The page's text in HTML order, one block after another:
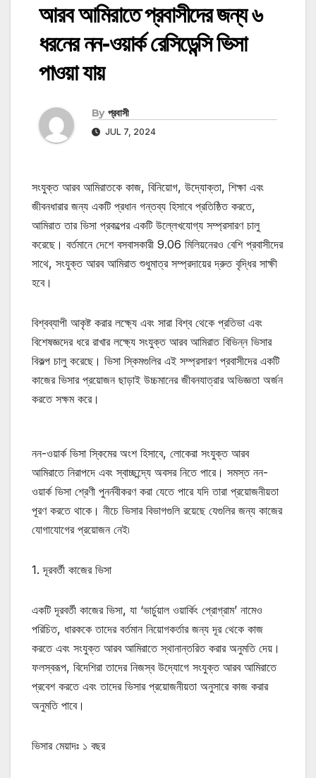
আরব আমিরাতে প্রবাসীদের জন্য ৬
ধরনের নন-ওয়ার্ক রেসিডেন্সি ভিসা
পাওয়া যায়
By প্রবাসী
JUL 7, 2024
সংযুক্ত আরব আমিরাতকে কাজ, বিনিয়োগ, উদ্যোক্তা, শিক্ষা এবং
জীবনধারার জন্য একটি প্রধান গন্তব্য হিসাবে প্রতিষ্ঠিত করতে,
আমিরাত তার ভিসা প্রকল্পের একটি উল্লেখযোগ্য সম্প্রসারণ চালু
করেছে। বর্তমানে দেশে বসবাসকারী 9.06 মিলিয়নেরও বেশি প্রবাসীদের
সাথে, সংযুক্ত আরব আমিরাত শুধুমাত্র সম্প্রদায়ের দ্রুত বৃদ্ধির সাক্ষী
হবে।
বিশ্বব্যাপী আকৃষ্ট করার লক্ষ্যে এবং সারা বিশ্ব থেকে প্রতিভা এবং
বিশেষজ্ঞদের ধরে রাখার লক্ষ্যে সংযুক্ত আরব আমিরাত বিভিন্ন ভিসার
বিকল্প চালু করেছে। ভিসা স্কিমগুলির এই সম্প্রসারণ প্রবাসীদের একটি
কাজের ভিসার প্রয়োজন ছাড়াই উচ্চমানের জীবনযাত্রার অভিজ্ঞতা অর্জন
করতে সক্ষম করে।
নন-ওয়ার্ক ভিসা স্কিমের অংশ হিসাবে, লোকেরা সংযুক্ত আরব
আমিরাতে নিরাপদে এবং স্বাচ্ছন্দ্যে অবসর নিতে পারে। সমস্ত নন-
ওয়ার্ক ভিসা শ্রেণী পুনর্নবীকরণ করা যেতে পারে যদি তারা প্রয়োজনীয়তা
পূরণ করতে থাকে। নীচে ভিসার বিভাগগুলি রয়েছে যেগুলির জন্য কাজের
যোগাযোগের প্রয়োজন নেই৷
1. দূরবর্তী কাজের ভিসা
একটি দূরবর্তী কাজের ভিসা, যা ‘ভার্চুয়াল ওয়ার্কিং প্রোগ্রাম’ নামেও
পরিচিত, ধারককে তাদের বর্তমান নিয়োগকর্তার জন্য দূর থেকে কাজ
করতে এবং সংযুক্ত আরব আমিরাতে স্থানান্তরিত করার অনুমতি দেয়।
ফলস্বরূপ, বিদেশিরা তাদের নিজস্ব উদ্যোগে সংযুক্ত আরব আমিরাতে
প্রবেশ করতে এবং তাদের ভিসার প্রয়োজনীয়তা অনুসারে কাজ করার
অনুমতি পাবে।
ভিসার মেয়াদঃ ১ বছর